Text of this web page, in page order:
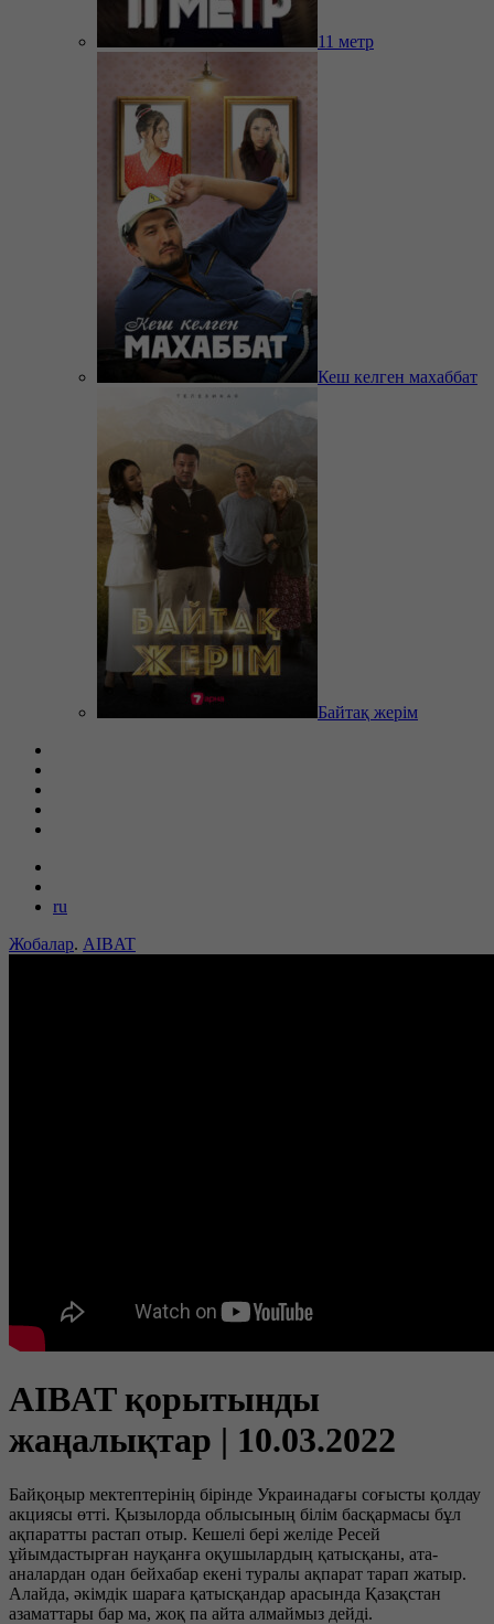
11 метр
Кеш келген махаббат
Байтақ жерім
ru
Жобалар. AIBAT
AIBAT қорытынды
жаңалықтар | 10.03.2022
Байқоңыр мектептерінің бірінде Украинадағы соғысты қолдау
акциясы өтті. Қызылорда облысының білім басқармасы бұл
ақпаратты растап отыр. Кешелі бері желіде Ресей
ұйымдастырған науқанға оқушылардың қатысқаны, ата-
аналардан одан бейхабар екені туралы ақпарат тарап жатыр.
Алайда, әкімдік шараға қатысқандар арасында Қазақстан
азаматтары бар ма, жоқ па айта алмаймыз дейді.